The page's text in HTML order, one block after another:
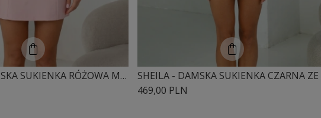
SHEILA - DAMSKA SUKIENKA RÓŻOWA MINI 'AISHA LIGHT PINK'
469,00 PLN